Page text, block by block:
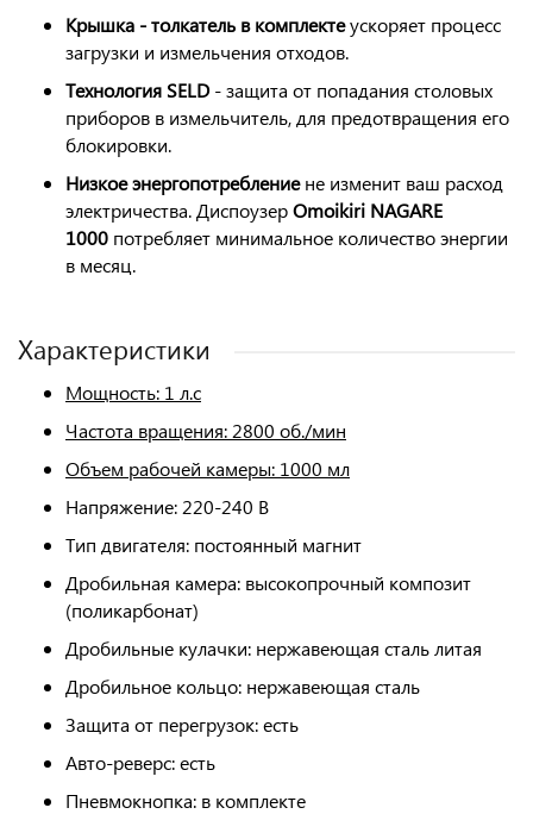
Крышка - толкатель в комплектеускоряет процесс
загрузки и измельчения отходов.
Технология SELD - защита от попадания столовых
приборов в измельчитель, для предотвращения его
блокировки.
Низкоеэнергопотреблениене изменит ваш расход
электричества. ДиспоузерOmoikiri NAGARE
1000 потребляет минимальное количество энергии
в месяц.
Характеристики
Мощность: 1 л.с
Частота вращения: 2800 об./мин
Объем рабочей камеры: 1000 мл
Напряжение: 220-240 В
Тип двигателя: постоянный магнит
Дробильная камера: высокопрочный композит
(поликарбонат)
Дробильные кулачки: нержавеющая сталь литая
Дробильное кольцо: нержавеющая сталь
Защита от перегрузок: есть
Авто-реверс: есть
Пневмокнопка: в комплекте